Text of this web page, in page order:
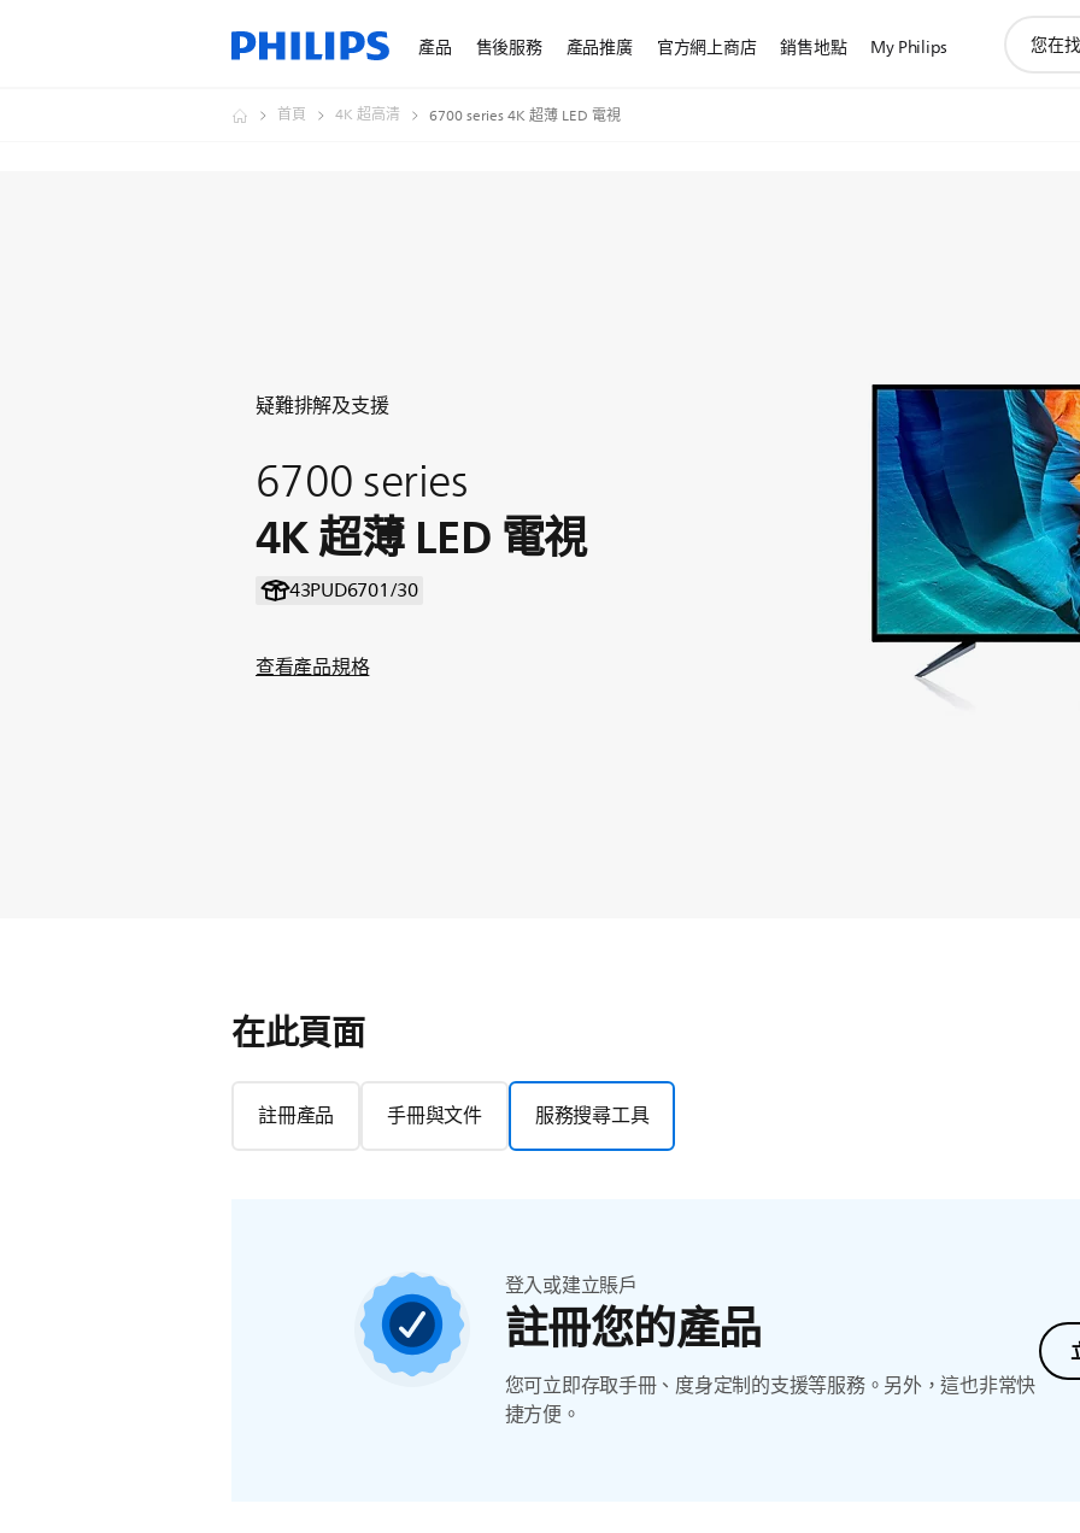
產品 售後服務 產品推廣 官方網上商店 銷售地點 My Philips
首頁 4K 超高清 6700 series 4K 超薄 LED 電視
疑難排解及支援
6700 series
4K 超薄 LED 電視
43PUD6701/30
查看產品規格
在此頁面
註冊產品 手冊與文件 服務搜尋工具
登入或建立賬戶
註冊您的產品
您可立即存取手冊、度身定制的支援等服務。另外，這也非常快
捷方便。